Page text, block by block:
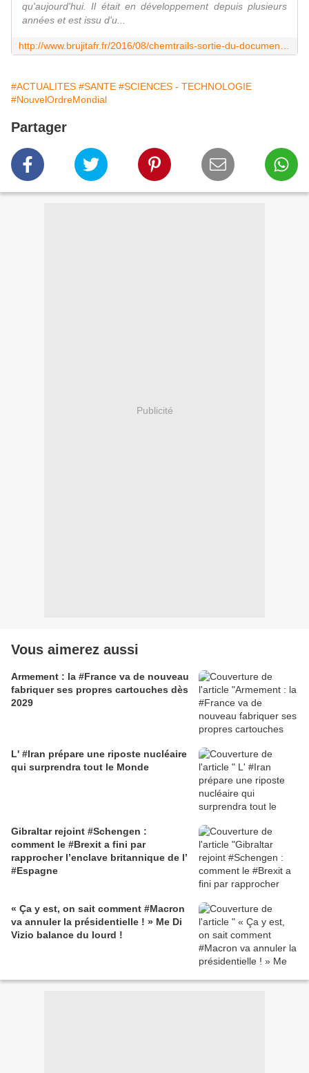
qu'aujourd'hui. Il était en développement depuis plusieurs
années et est issu d'u...
#ACTUALITES #SANTE #SCIENCES - TECHNOLOGIE
#NouvelOrdreMondial
Partager
Publicité
Vous aimerez aussi
Armement : la #France va de nouveau
fabriquer ses propres cartouches dès
2029
L' #Iran prépare une riposte nucléaire
qui surprendra tout le Monde
Gibraltar rejoint #Schengen :
comment le #Brexit a fini par
rapprocher l’enclave britannique de l’
#Espagne
« Ça y est, on sait comment #Macron
va annuler la présidentielle ! » Me Di
Vizio balance du lourd !